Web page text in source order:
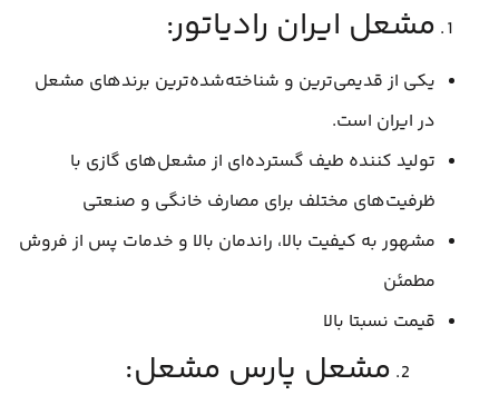
مشعل ایران رادیاتور:
یکی از قدیمی‌ترین و شناخته‌شده‌ترین برندهای مشعل
در ایران است.
تولید کننده طیف گسترده‌ای از مشعل‌های گازی با
ظرفیت‌های مختلف برای مصارف خانگی و صنعتی
مشهور به کیفیت بالا، راندمان بالا و خدمات پس از فروش
مطمئن
قیمت نسبتا بالا
مشعل پارس مشعل: